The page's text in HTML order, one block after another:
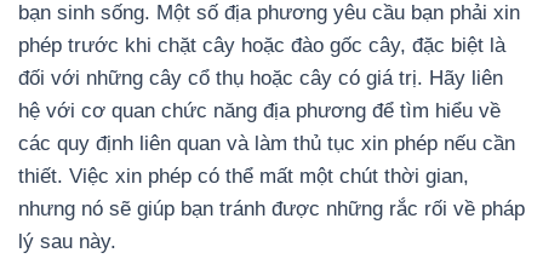
bạn sinh sống. Một số địa phương yêu cầu bạn phải xin
phép trước khi chặt cây hoặc đào gốc cây, đặc biệt là
đối với những cây cổ thụ hoặc cây có giá trị. Hãy liên
hệ với cơ quan chức năng địa phương để tìm hiểu về
các quy định liên quan và làm thủ tục xin phép nếu cần
thiết. Việc xin phép có thể mất một chút thời gian,
nhưng nó sẽ giúp bạn tránh được những rắc rối về pháp
lý sau này.